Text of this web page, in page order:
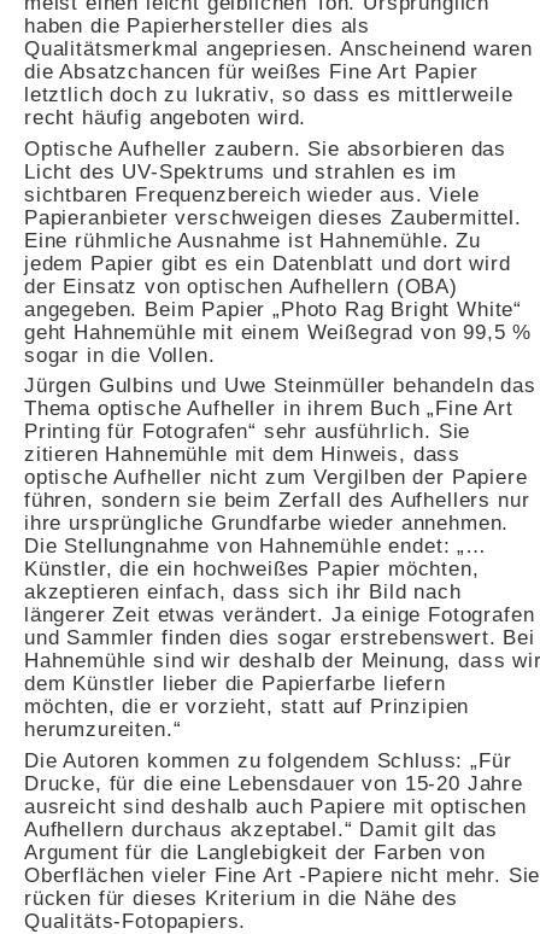
haben die Papierhersteller dies als
Qualitätsmerkmal angepriesen. Anscheinend waren
die Absatzchancen für weißes Fine Art Papier
letztlich doch zu lukrativ, so dass es mittlerweile
recht häufig angeboten wird.
Optische Aufheller zaubern. Sie absorbieren das
Licht des UV-Spektrums und strahlen es im
sichtbaren Frequenzbereich wieder aus. Viele
Papieranbieter verschweigen dieses Zaubermittel.
Eine rühmliche Ausnahme ist Hahnemühle. Zu
jedem Papier gibt es ein Datenblatt und dort wird
der Einsatz von optischen Aufhellern (OBA)
angegeben. Beim Papier „Photo Rag Bright White“
geht Hahnemühle mit einem Weißegrad von 99,5 %
sogar in die Vollen.
Jürgen Gulbins und Uwe Steinmüller behandeln das
Thema optische Aufheller in ihrem Buch „Fine Art
Printing für Fotografen“ sehr ausführlich. Sie
zitieren Hahnemühle mit dem Hinweis, dass
optische Aufheller nicht zum Vergilben der Papiere
führen, sondern sie beim Zerfall des Aufhellers nur
ihre ursprüngliche Grundfarbe wieder annehmen.
Die Stellungnahme von Hahnemühle endet: „…
Künstler, die ein hochweißes Papier möchten,
akzeptieren einfach, dass sich ihr Bild nach
längerer Zeit etwas verändert. Ja einige Fotografen
und Sammler finden dies sogar erstrebenswert. Bei
Hahnemühle sind wir deshalb der Meinung, dass
dem Künstler lieber die Papierfarbe liefern
möchten, die er vorzieht, statt auf Prinzipien
herumzureiten.“
Die Autoren kommen zu folgendem Schluss: „Für
Drucke, für die eine Lebensdauer von 15-20 Jahre
ausreicht sind deshalb auch Papiere mit optischen
Aufhellern durchaus akzeptabel.“ Damit gilt das
Argument für die Langlebigkeit der Farben von
Oberflächen vieler Fine Art -Papiere nicht mehr. Sie
rücken für dieses Kriterium in die Nähe des
Qualitäts-Fotopapiers.